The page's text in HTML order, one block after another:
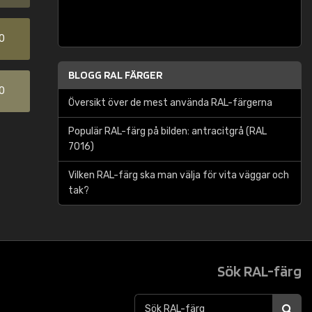
BLOGG RAL FÄRGER
Översikt över de mest använda RAL-färgerna
Populär RAL-färg på bilden: antracitgrå (RAL
7016)
Vilken RAL-färg ska man välja för vita väggar och
tak?
Sök RAL-färg